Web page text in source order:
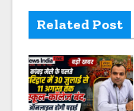
i
g
a
Related Post